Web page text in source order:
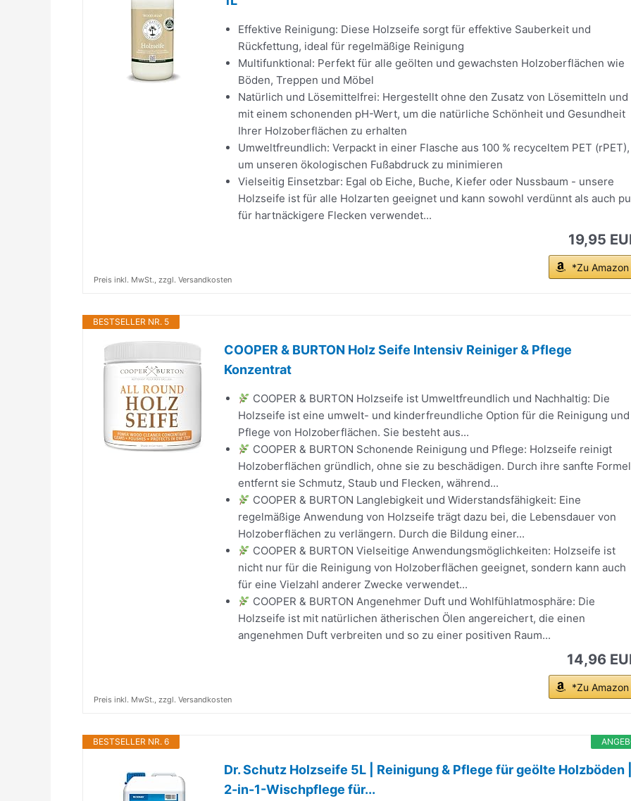
Effektive Reinigung: Diese Holzseife sorgt für effektive Sauberkeit und
Rückfettung, ideal für regelmäßige Reinigung
Multifunktional: Perfekt für alle geölten und gewachsten Holzoberflächen wie
Böden, Treppen und Möbel
Natürlich und Lösemittelfrei: Hergestellt ohne den Zusatz von Lösemitteln und
mit einem schonenden pH-Wert, um die natürliche Schönheit und Gesundheit
Ihrer Holzoberflächen zu erhalten
Umweltfreundlich: Verpackt in einer Flasche aus 100 % recyceltem PET (rPET),
um unseren ökologischen Fußabdruck zu minimieren
Vielseitig Einsetzbar: Egal ob Eiche, Buche, Kiefer oder Nussbaum - unsere
Holzseife ist für alle Holzarten geeignet und kann sowohl verdünnt als auch
für hartnäckigere Flecken verwendet...
19,95
*Zu Amazon
Preis inkl. MwSt., zzgl. Versandkosten
BESTSELLER NR. 5
COOPER & BURTON Holz Seife Intensiv Reiniger & Pflege
Konzentrat
COOPER & BURTON Holzseife ist Umweltfreundlich und Nachhaltig: Die
Holzseife ist eine umwelt- und kinderfreundliche Option für die Reinigung und
Pflege von Holzoberflächen. Sie besteht aus...
COOPER & BURTON Schonende Reinigung und Pflege: Holzseife reinigt
Holzoberflächen gründlich, ohne sie zu beschädigen. Durch ihre sanfte Formel
entfernt sie Schmutz, Staub und Flecken, während...
COOPER & BURTON Langlebigkeit und Widerstandsfähigkeit: Eine
regelmäßige Anwendung von Holzseife trägt dazu bei, die Lebensdauer von
Holzoberflächen zu verlängern. Durch die Bildung einer...
COOPER & BURTON Vielseitige Anwendungsmöglichkeiten: Holzseife ist
nicht nur für die Reinigung von Holzoberflächen geeignet, sondern kann auch
für eine Vielzahl anderer Zwecke verwendet...
COOPER & BURTON Angenehmer Duft und Wohlfühlatmosphäre: Die
Holzseife ist mit natürlichen ätherischen Ölen angereichert, die einen
angenehmen Duft verbreiten und so zu einer positiven Raum...
14,96
*Zu Amazon
Preis inkl. MwSt., zzgl. Versandkosten
BESTSELLER NR. 6
Dr. Schutz Holzseife 5L | Reinigung & Pflege für geölte Holzböden
2-in-1-Wischpflege für...